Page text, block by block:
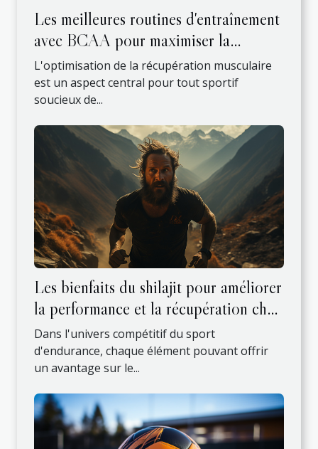
Les meilleures routines d'entraînement
avec BCAA pour maximiser la
récupération musculaire
L'optimisation de la récupération musculaire
est un aspect central pour tout sportif
soucieux de...
Les bienfaits du shilajit pour améliorer
la performance et la récupération chez
les athlètes d'endurance
Dans l'univers compétitif du sport
d'endurance, chaque élément pouvant offrir
un avantage sur le...